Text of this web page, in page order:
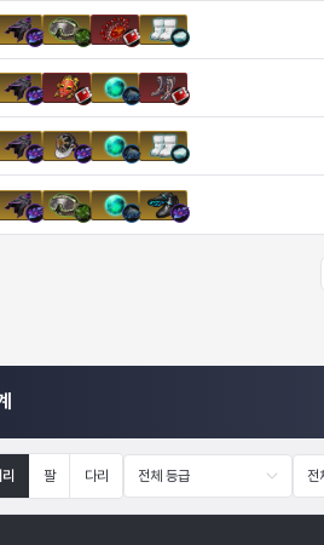
팔 다리 전체 등급 전